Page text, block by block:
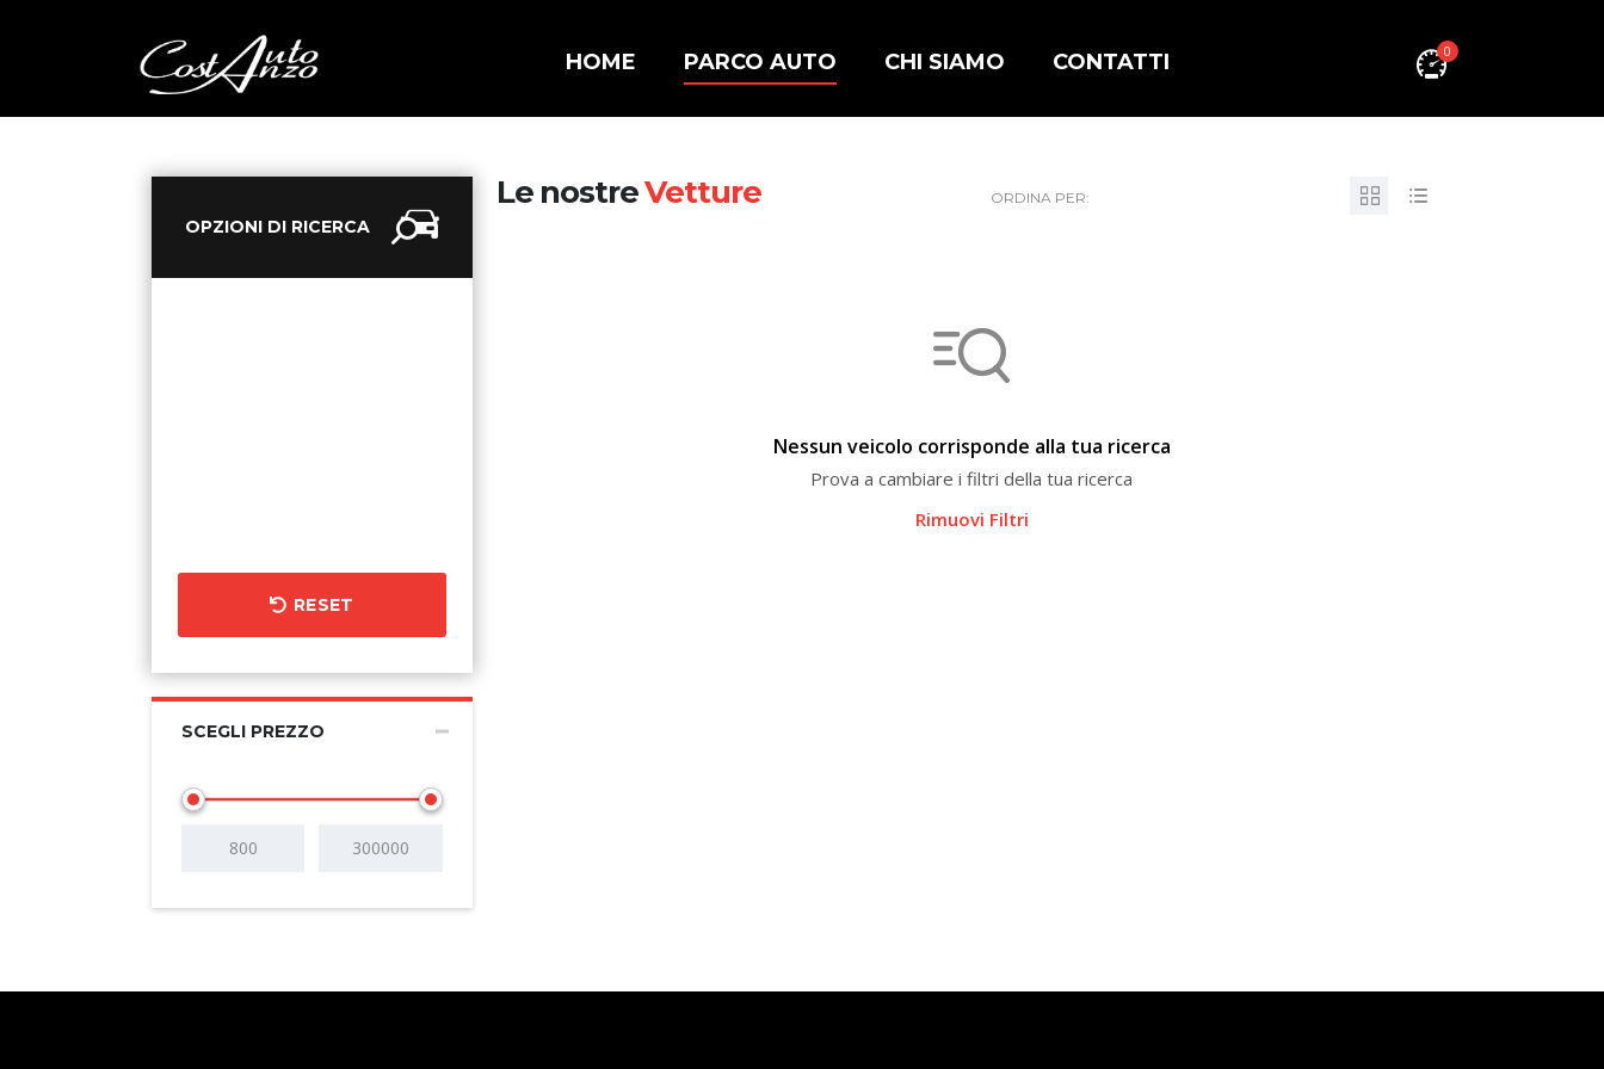
0
HOME PARCO AUTO CHI SIAMO CONTATTI
OPZIONI DI RICERCA
RESET
SCEGLI PREZZO
Le nostreVetture ORDINA PER:
Nessun veicolo corrisponde alla tua ricerca
Prova a cambiare i filtri della tua ricerca
Rimuovi Filtri